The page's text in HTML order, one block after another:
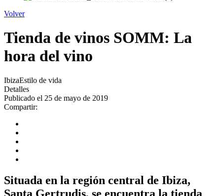
Volver
Tienda de vinos SOMM: La
hora del vino
IbizaEstilo de vida
Detalles
Publicado el 25 de mayo de 2019
Compartir:
Situada en la región central de Ibiza,
Santa Gertrudis, se encuentra la tienda